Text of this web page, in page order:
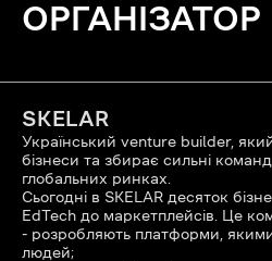
ОРГАНІЗАТОР
SKELAR
Український venture builder,
бізнеси та збирає сильні
глобальних ринках.
Сьогодні в SKELAR десяток
EdTech до маркетплейсів. Це
- розробляють платформи,
людей;